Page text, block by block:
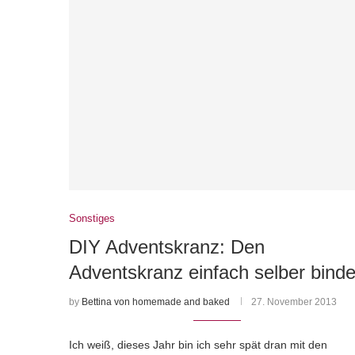
Sonstiges
DIY Adventskranz: Den
Adventskranz einfach selber
by Bettina von homemade and baked 27. November 2013
Ich weiß, dieses Jahr bin ich sehr spät dran mit den